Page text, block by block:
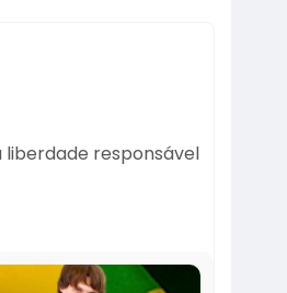
liberdade responsável